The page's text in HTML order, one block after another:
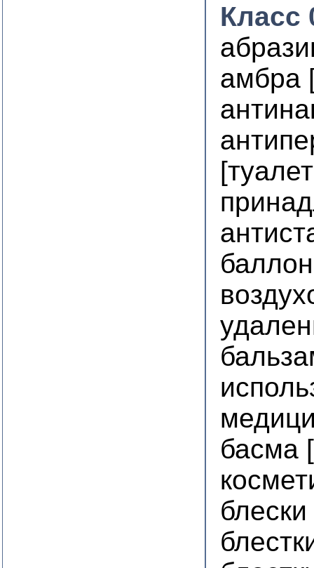
Класс
амбра
басма